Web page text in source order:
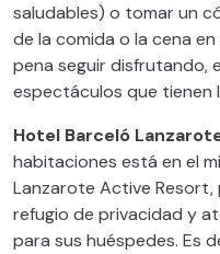
saludables) o tomar un
de la comida o la cena
pena seguir disfrutando,
espectáculos que tienen
Hotel Barceló
habitaciones está en el
Lanzarote Active
refugio de privacidad y
para sus huéspedes. Es